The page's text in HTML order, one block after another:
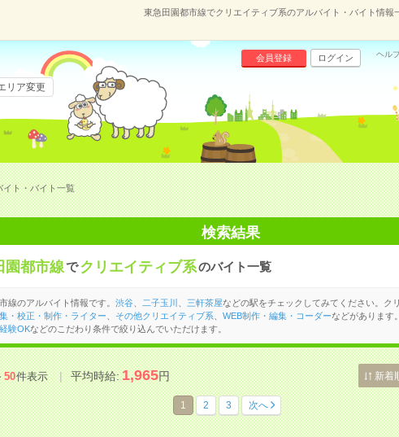
東急田園都市線でクリエイティブ系のアルバイト・バイト情報
会員登録 ログイン ヘル
リア変更
ト・バイト一覧
検索結果
園都市線で クリエイティブ系のバイト一覧
線のアルバイト情報です。 渋谷、 二子玉川 三軒茶屋などの駅をチェックしてみてください。ク
・校正・制作・ライター その他クリエイティブ系 WEB制作・編集・コーダーなどがあります
験OKなどのこだわり条件で絞り込んでいただけます。
50件表示 平均時給:1,965円 新着
1 2 3 次へ